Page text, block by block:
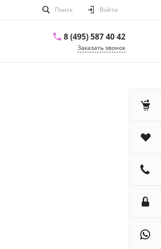
Поиск Войти
8 (495) 587 40 42
Заказать звонок